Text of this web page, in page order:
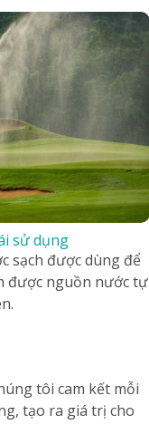
sử dụng
sạch được dùng để
được nguồn nước tự
tôi cam kết mỗi
tạo ra giá trị cho